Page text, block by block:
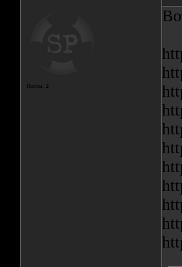
Посты: 2